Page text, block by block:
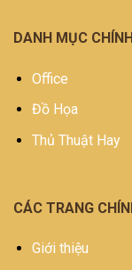
DANH MỤC
Office
Đồ Họa
Thủ Thuật Hay
CÁC TRANG
Giới thiệu